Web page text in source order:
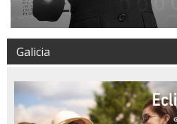
Galicia